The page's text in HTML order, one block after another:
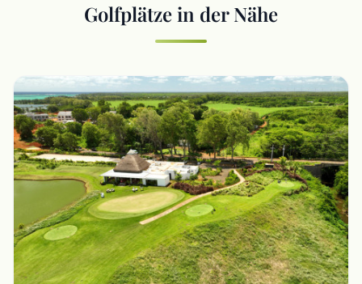
Golfplätze in der Nähe